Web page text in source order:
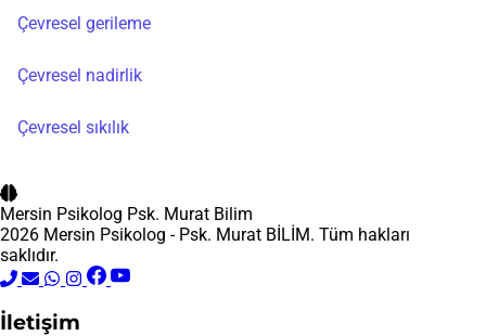
Çevresel gerileme
Çevresel nadirlik
Çevresel sıkılık
Mersin Psikolog Psk. Murat Bilim
2026 Mersin Psikolog - Psk. Murat BİLİM. Tüm hakları
saklıdır.
İletişim